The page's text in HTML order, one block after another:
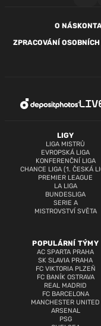
O NÁS
ZPRACOVÁNÍ
LIGY
LIGA MISTRŮ
EVROPSKÁ LIGA
KONFERENČNÍ LIGA
CHANCE LIGA (1. ČESKÁ
PREMIER LEAGUE
LA LIGA
BUNDESLIGA
SERIE A
MISTROVSTVÍ SVĚTA
POPULÁRNÍ TÝMY
AC SPARTA PRAHA
SK SLAVIA PRAHA
FC VIKTORIA PLZEŇ
FC BANÍK OSTRAVA
REAL MADRID
FC BARCELONA
MANCHESTER UNITED
ARSENAL
PSG